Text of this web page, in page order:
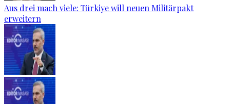
Aus drei mach viele: Türkiye will neuen Militärpakt
erweitern